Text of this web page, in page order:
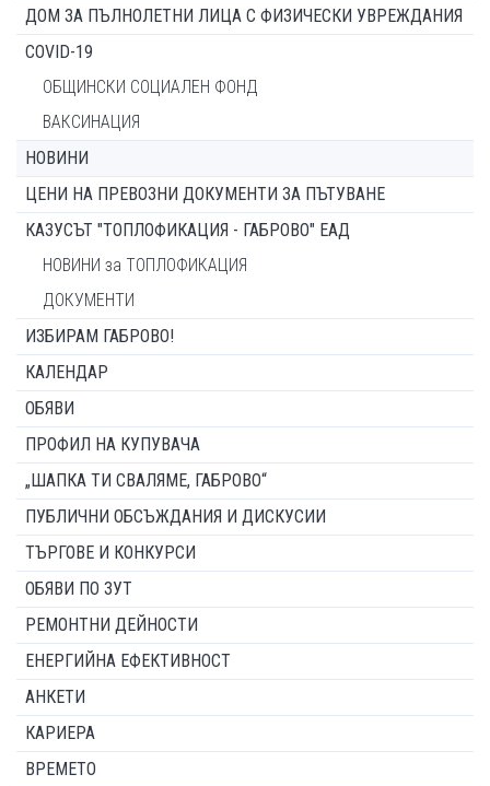
ДОМ ЗА ПЪЛНОЛЕТНИ ЛИЦА С ФИЗИЧЕСКИ УВРЕЖДАНИЯ
COVID-19
ОБЩИНСКИ СОЦИАЛЕН ФОНД
ВАКСИНАЦИЯ
НОВИНИ
ЦЕНИ НА ПРЕВОЗНИ ДОКУМЕНТИ ЗА ПЪТУВАНЕ
КАЗУСЪТ "ТОПЛОФИКАЦИЯ - ГАБРОВО" ЕАД
НОВИНИ за ТОПЛОФИКАЦИЯ
ДОКУМЕНТИ
ИЗБИРАМ ГАБРОВО!
КАЛЕНДАР
ОБЯВИ
ПРОФИЛ НА КУПУВАЧА
„ШАПКА ТИ СВАЛЯМЕ, ГАБРОВО“
ПУБЛИЧНИ ОБСЪЖДАНИЯ И ДИСКУСИИ
ТЪРГОВЕ И КОНКУРСИ
ОБЯВИ ПО ЗУТ
РЕМОНТНИ ДЕЙНОСТИ
ЕНЕРГИЙНА ЕФЕКТИВНОСТ
АНКЕТИ
КАРИЕРА
ВРЕМЕТО